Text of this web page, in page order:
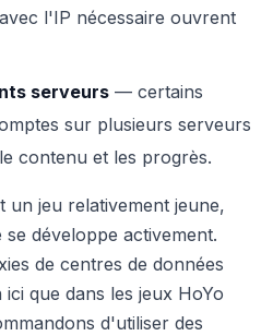
l'IP nécessaire ouvrent
serveurs — certains
sur plusieurs serveurs
contenu et les progrès.
un jeu relativement jeune,
développe activement.
de centres de données
que dans les jeux HoYo
d'utiliser des